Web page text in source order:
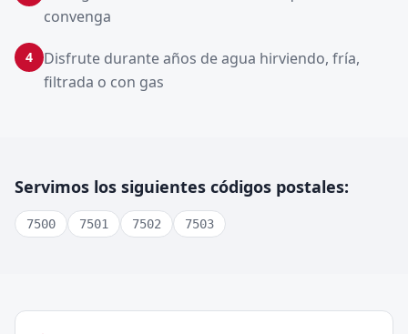
convenga
4
Disfrute durante años de agua hirviendo, fría,
filtrada o con gas
Servimos los siguientes códigos postales:
7500 7501 7502 7503
Crowntap –